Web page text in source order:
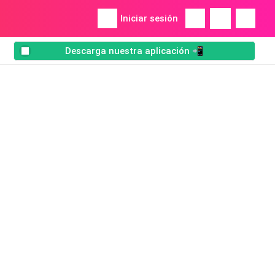
Iniciar sesión
Descarga nuestra aplicación 📲